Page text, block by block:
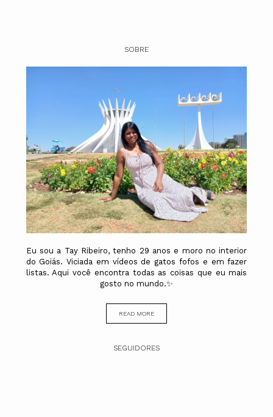
SOBRE
Eu sou a Tay Ribeiro, tenho 29 anos e moro no interior
do Goiás. Viciada em vídeos de gatos fofos e em fazer
listas. Aqui você encontra todas as coisas que eu mais
gosto no mundo.✨
READ MORE
SEGUIDORES